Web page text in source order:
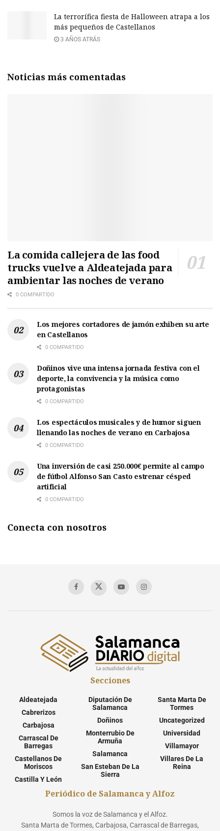
La terrorífica fiesta de Halloween atrapa a los
más pequeños de Castellanos
3 AÑOS ATRÁS
Noticias más comentadas
La comida callejera de las food
trucks vuelve a Aldeatejada para
ambientar las noches de verano
0 COMPARTIDO
Los mejores cortadores de jamón exhiben su arte
en Castellanos
0 COMPARTIDO
Doñinos vive una intensa jornada festiva con el
deporte, la convivencia y la música como
protagonistas
0 COMPARTIDO
Los espectáculos musicales y de humor siguen
llenando las noches de verano en Carbajosa
0 COMPARTIDO
Una inversión de casi 250.000€ permite al campo
de fútbol Alfonso San Casto estrenar césped
artificial
0 COMPARTIDO
Conecta con nosotros
Secciones
Aldeatejada
Cabrerizos
Carbajosa
Carrascal De
Barregas
Castellanos De
Moriscos
Castilla Y León
Diputación De
Salamanca
Doñinos
Monterrubio De
Armuña
Salamanca
San Esteban De La
Sierra
Santa Marta De
Tormes
Uncategorized
Universidad
Villamayor
Villares De La
Reina
Periódico de Salamanca y Alfoz
Somos la voz de Salamanca y el Alfoz.
Santa Marta de Tormes, Carbajosa, Carrascal de Barregas,